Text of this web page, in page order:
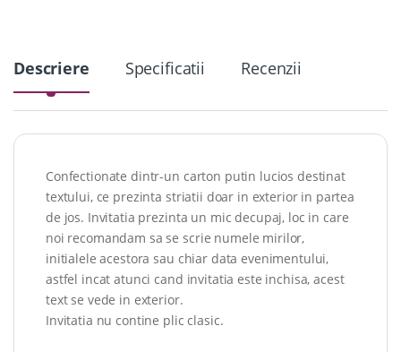
Descriere Specificatii Recenzii
Confectionate dintr-un carton putin lucios destinat
textului, ce prezinta striatii doar in exterior in partea
de jos. Invitatia prezinta un mic decupaj, loc in care
noi recomandam sa se scrie numele mirilor,
initialele acestora sau chiar data evenimentului,
astfel incat atunci cand invitatia este inchisa, acest
text se vede in exterior.
Invitatia nu contine plic clasic.